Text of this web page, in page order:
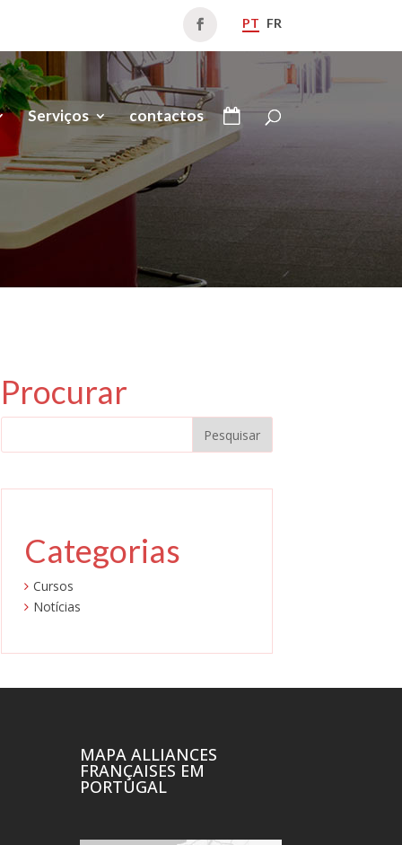
PT FR
Serviços contactos
Procurar
Categorias
Cursos
Notícias
MAPA ALLIANCES
FRANÇAISES EM
PORTUGAL